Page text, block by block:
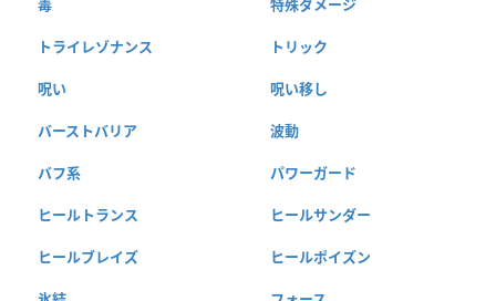
毒 特殊ダメージ
トライレゾナンス トリック
呪い 呪い移し
バーストバリア 波動
バフ系 パワーガード
ヒールトランス ヒールサンダー
ヒールブレイズ ヒールポイズン